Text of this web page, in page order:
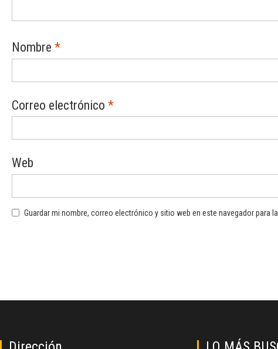
Nombre *
Correo electrónico *
Web
Guardar mi nombre, correo electrónico y sitio web en este navegador para